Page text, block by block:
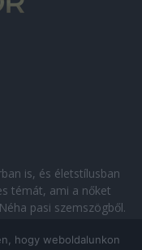
is, és életstílusban
témát, ami a nőket
pasi szemszögből.
hogy weboldalunkon